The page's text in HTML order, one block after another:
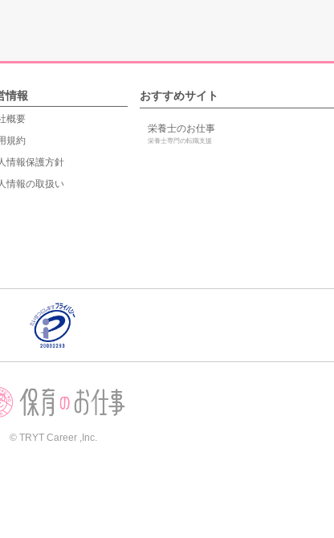
情報
概要
規約
情報保護方針
情報の取扱い
おすすめサイト
栄養士のお仕事
栄養士専門の転職支援
© TRYT Career ,Inc.